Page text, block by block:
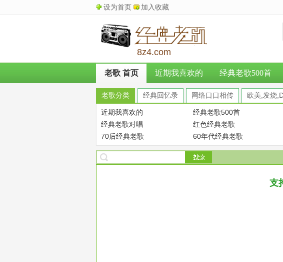
设为首页 加入收藏
8z4.com
老歌 首页 近期我喜欢的 经典老歌500首
老歌分类 经典回忆录 网络口口相传 欧美,发烧
近期我喜欢的 经典老歌500首
经典老歌对唱
红色经典老歌
70后经典老歌
60年代经典老歌
支